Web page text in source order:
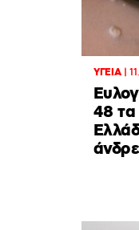
ΥΓΕΙΑ|
48